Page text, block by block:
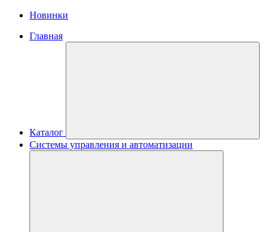
Новинки
Главная
Каталог
Системы управления и автоматизации